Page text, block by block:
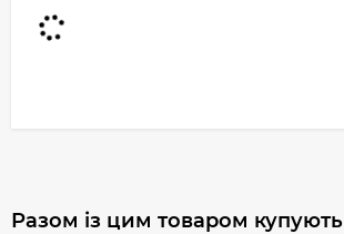
Разом із цим товаром купують